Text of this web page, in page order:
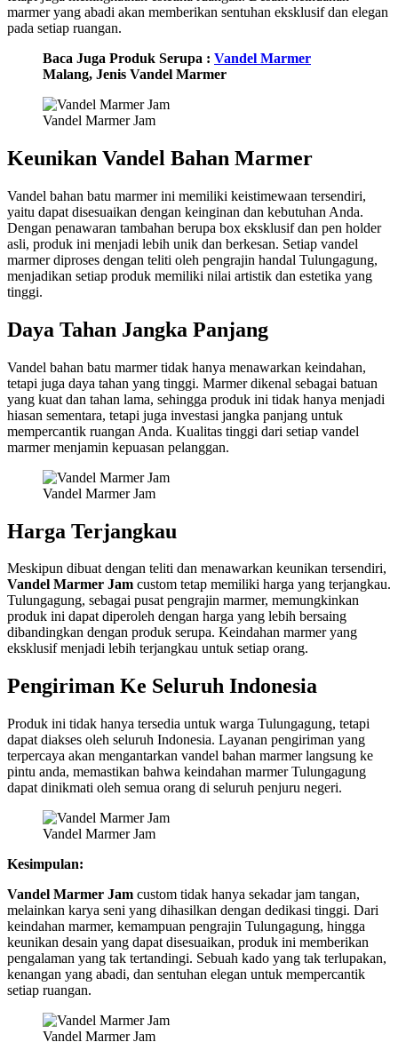
marmer yang abadi akan memberikan sentuhan eksklusif dan elegan
pada setiap ruangan.
Baca Juga Produk Serupa : Vandel Marmer
Malang, Jenis Vandel Marmer
Vandel Marmer Jam
Keunikan Vandel Bahan Marmer
Vandel bahan batu marmer ini memiliki keistimewaan tersendiri,
yaitu dapat disesuaikan dengan keinginan dan kebutuhan Anda.
Dengan penawaran tambahan berupa box eksklusif dan pen holder
asli, produk ini menjadi lebih unik dan berkesan. Setiap vandel
marmer diproses dengan teliti oleh pengrajin handal Tulungagung,
menjadikan setiap produk memiliki nilai artistik dan estetika yang
tinggi.
Daya Tahan Jangka Panjang
Vandel bahan batu marmer tidak hanya menawarkan keindahan,
tetapi juga daya tahan yang tinggi. Marmer dikenal sebagai batuan
yang kuat dan tahan lama, sehingga produk ini tidak hanya menjadi
hiasan sementara, tetapi juga investasi jangka panjang untuk
mempercantik ruangan Anda. Kualitas tinggi dari setiap vandel
marmer menjamin kepuasan pelanggan.
Vandel Marmer Jam
Harga Terjangkau
Meskipun dibuat dengan teliti dan menawarkan keunikan tersendiri,
Vandel Marmer Jam custom tetap memiliki harga yang terjangkau.
Tulungagung, sebagai pusat pengrajin marmer, memungkinkan
produk ini dapat diperoleh dengan harga yang lebih bersaing
dibandingkan dengan produk serupa. Keindahan marmer yang
eksklusif menjadi lebih terjangkau untuk setiap orang.
Pengiriman Ke Seluruh Indonesia
Produk ini tidak hanya tersedia untuk warga Tulungagung, tetapi
dapat diakses oleh seluruh Indonesia. Layanan pengiriman yang
terpercaya akan mengantarkan vandel bahan marmer langsung ke
pintu anda, memastikan bahwa keindahan marmer Tulungagung
dapat dinikmati oleh semua orang di seluruh penjuru negeri.
Vandel Marmer Jam
Kesimpulan:
Vandel Marmer Jam custom tidak hanya sekadar jam tangan,
melainkan karya seni yang dihasilkan dengan dedikasi tinggi. Dari
keindahan marmer, kemampuan pengrajin Tulungagung, hingga
keunikan desain yang dapat disesuaikan, produk ini memberikan
pengalaman yang tak tertandingi. Sebuah kado yang tak terlupakan,
kenangan yang abadi, dan sentuhan elegan untuk mempercantik
setiap ruangan.
Vandel Marmer Jam